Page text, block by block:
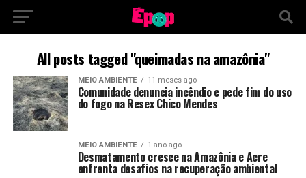
All posts tagged "queimadas na amazônia"
MEIO AMBIENTE 11 meses ago
Comunidade denuncia incêndio e pede fim do uso
do fogo na Resex Chico Mendes
MEIO AMBIENTE 1 ano ago
Desmatamento cresce na Amazônia e Acre
enfrenta desafios na recuperação ambiental